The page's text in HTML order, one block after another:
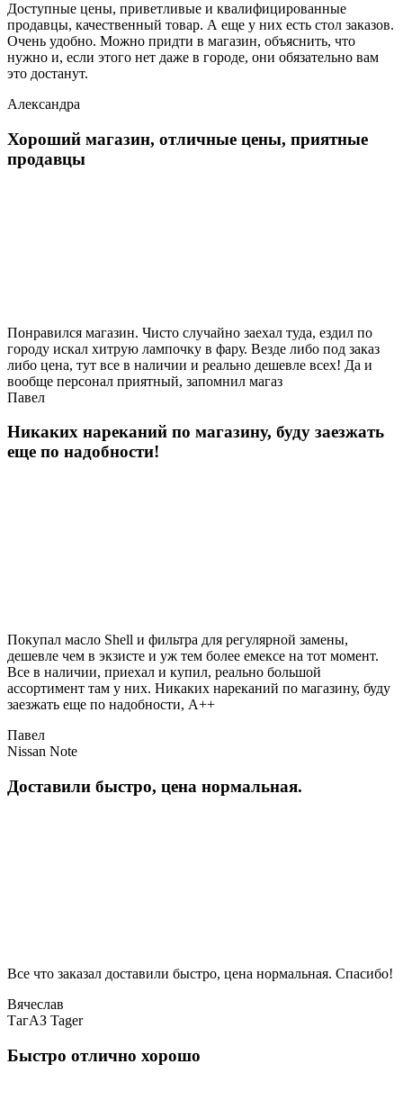
Доступные цены, приветливые и квалифицированные
продавцы, качественный товар. А еще у них есть стол заказов.
Очень удобно. Можно придти в магазин, объяснить, что
нужно и, если этого нет даже в городе, они обязательно вам
это достанут.
Александра
Хороший магазин, отличные цены, приятные
продавцы
Понравился магазин. Чисто случайно заехал туда, ездил по
городу искал хитрую лампочку в фару. Везде либо под заказ
либо цена, тут все в наличии и реально дешевле всех! Да и
вообще персонал приятный, запомнил магаз
Павел
Никаких нареканий по магазину, буду заезжать
еще по надобности!
Покупал масло Shell и фильтра для регулярной замены,
дешевле чем в экзисте и уж тем более емексе на тот момент.
Все в наличии, приехал и купил, реально большой
ассортимент там у них. Никаких нареканий по магазину, буду
заезжать еще по надобности, A++
Павел
Nissan Note
Доставили быстро, цена нормальная.
Все что заказал доставили быстро, цена нормальная. Спасибо!
Вячеслав
ТагАЗ Tager
Быстро отлично хорошо